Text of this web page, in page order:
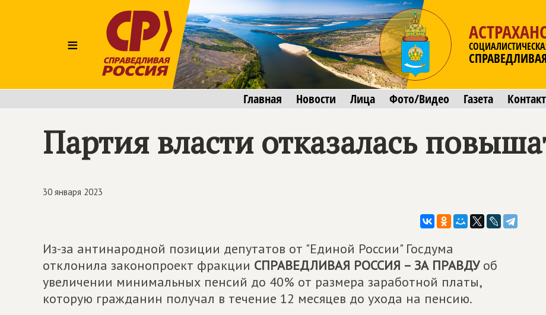
≡
Главная Новости Лица Фото/Видео Газета
Партия власти отказалась
30 января 2023
Из-за антинародной позиции депутатов от "Единой России" Госдума
отклонила законопроект фракции СПРАВЕДЛИВАЯ РОССИЯ – ЗА ПРАВДУоб
увеличении минимальных пенсий до 40% от размера заработной платы,
которую гражданин получал в течение 12 месяцев до ухода на пенсию.